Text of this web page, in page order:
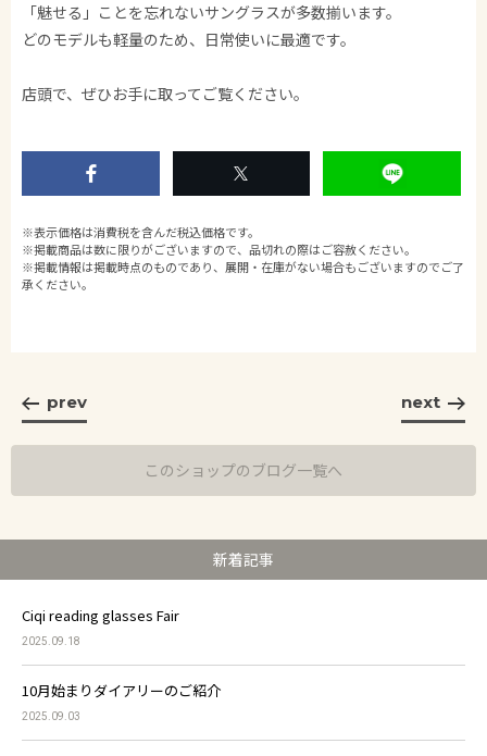
「魅せる」ことを忘れないサングラスが多数揃います。​
どのモデルも軽量のため、日常使いに最適です。​
店頭で、ぜひお手に取ってご覧ください。
※表示価格は消費税を含んだ税込価格です。
※掲載商品は数に限りがございますので、品切れの際はご容赦ください。
※掲載情報は掲載時点のものであり、展開・在庫がない場合もございますのでご了
承ください。
prev next
このショップのブログ一覧へ
新着記事
Ciqi reading glasses Fair
2025.09.18
10月始まりダイアリーのご紹介
2025.09.03